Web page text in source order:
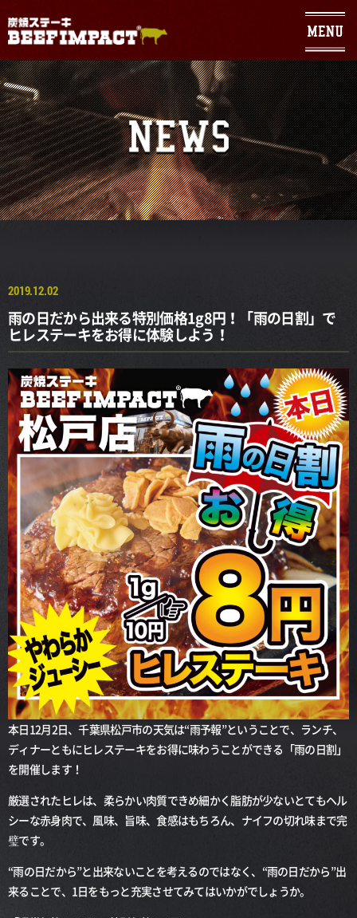
Warning: Use of undefined constant - assumed ' ' (this will throw an
Error in a future version of PHP) in
/home/geniuses/beefimpact.com/public_html/wp/wp-
content/themes/sumibi/header.phpon line104
2019.12.02
雨の日だから出来る特別価格1g8円！「雨の日割」で
ヒレステーキをお得に体験しよう！
本日12月2日、千葉県松戸市の天気は“雨予報”ということで、ランチ、
ディナーともにヒレステーキをお得に味わうことができる「雨の日割」
を開催します！
厳選されたヒレは、柔らかい肉質できめ細かく脂肪が少ないとてもヘル
シーな赤身肉で、風味、旨味、食感はもちろん、ナイフの切れ味まで完
璧です。
“雨の日だから”と出来ないことを考えるのではなく、“雨の日だから”出
来ることで、1日をもっと充実させてみてはいかがでしょうか。